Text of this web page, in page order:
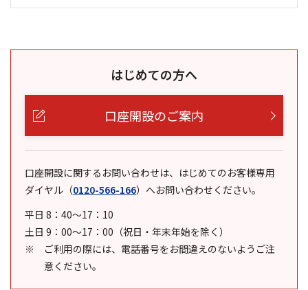
はじめての方へ
口座開設のご案内
口座開設に関するお問い合わせは、はじめてのお客様専用
ダイヤル （0120-566-166） へお問い合わせください。
平日 8：40～17：10
土日 9：00～17：00（祝日・年末年始を除く）
ご利用の際には、電話番号をお間違えのないようご注
意ください。